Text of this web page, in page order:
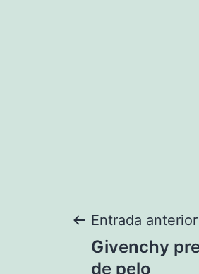
Entrada anterior
Givenchy
de pelo